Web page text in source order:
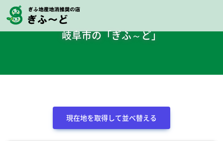
岐阜市の「ぎふ～ど」
現在地を取得して並べ替える